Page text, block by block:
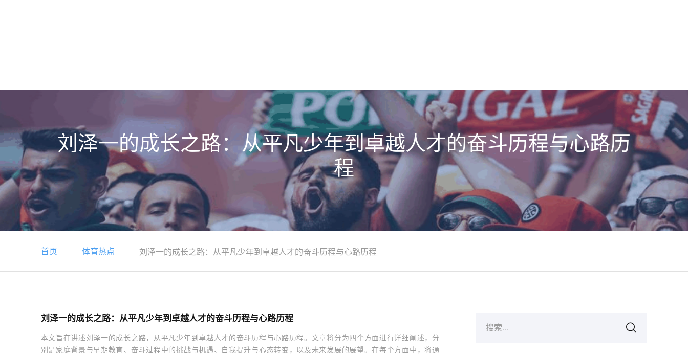
刘泽一的成长之路：从平凡少年到卓越人才的奋斗历程与心路历
程
首页 体育热点 刘泽一的成长之路：从平凡少年到卓越人才的奋斗历程与心路历程
刘泽一的成长之路：从平凡少年到卓越人才的奋斗历程与心路历程
本文旨在讲述刘泽一的成长之路，从平凡少年到卓越人才的奋斗历程与心路历程。文章将分为四个方面进行详细阐述，分
别是家庭背景与早期教育、奋斗过程中的挑战与机遇、自我提升与心态转变，以及未来发展的展望。在每个方面中，将通
搜索...